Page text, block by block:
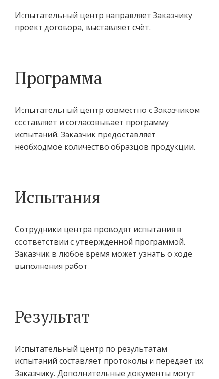
приглашает всех
заинтересованных в
Обеспечивая всестороннюю
исследования, мы
гарантируем нашим
партнерам соблюдение
конфиденциальности всех
исследований, проводимых
Испытательный центр направляет Заказчику
проект договора, выставляет счёт.
Программа
Испытательный центр совместно с Заказчиком
составляет и согласовывает программу
испытаний. Заказчик предоставляет
необходмое количество образцов продукции.
Испытания
Сотрудники центра проводят испытания в
соответствии с утвержденной программой.
Заказчик в любое время может узнать о ходе
выполнения работ.
Результат
Испытательный центр по результатам
испытаний составляет протоколы и передаёт их
Заказчику. Дополнительные документы могут